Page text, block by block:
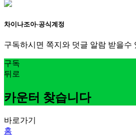
차이나조아-공식계정
구독하시면 쪽지와 덧글 알람 받을수
구독
뒤로
카운터 찾습니다
바로가기
홈